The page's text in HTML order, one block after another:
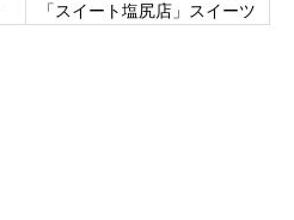
「スイート塩尻店」スイーツ